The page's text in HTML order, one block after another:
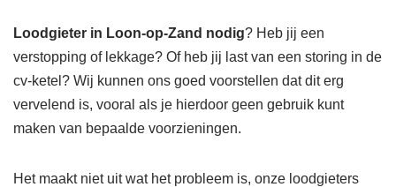
Loodgieter in Loon-op-Zand nodig? Heb jij een
verstopping of lekkage? Of heb jij last van een storing in de
cv-ketel? Wij kunnen ons goed voorstellen dat dit erg
vervelend is, vooral als je hierdoor geen gebruik kunt
maken van bepaalde voorzieningen.
Het maakt niet uit wat het probleem is, onze loodgieters